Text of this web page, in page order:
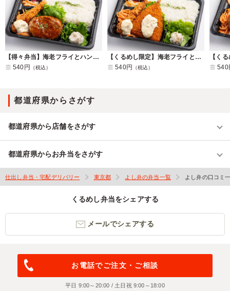
【得々弁当】海老フライとハンバーグ
540円
（税込）
【くるめし限定】海老フライとアジフライ
540円
（税込） 540
都道府県からさがす
都道府県から店舗をさがす
都道府県からお弁当をさがす
仕出し弁当・宅配デリバリー 東京都 よし弁の弁当一覧 よし弁の口コミ
くるめし弁当をシェアする
メールでシェアする
お電話でご注文・ご相談
平日 9:00～20:00 / 土日祝 9:00～18:00